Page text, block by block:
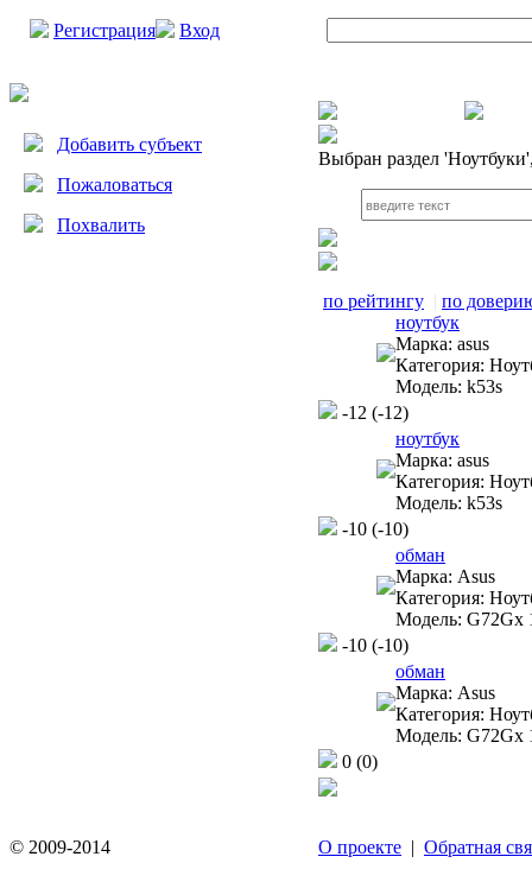
Регистрация Вход
Добавить субъект
Пожаловаться
Похвалить
Выбран раздел
по рейтингу | по
ноутбук
Марка: asus
Категория:
Модель: k53s
-12 (-12)
ноутбук
Марка: asus
Категория:
Модель: k53s
-10 (-10)
обман
Марка: Asus
Категория:
Модель: G72Gx
-10 (-10)
обман
Марка: Asus
Категория:
Модель: G72Gx
0 (0)
© 2009-2014 О проекте | Обратная